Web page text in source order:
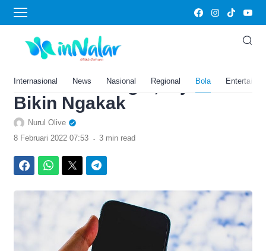
Internasional News Nasional Regional Bola
Home›Bola
Lucu dan Kocak, 5 Akun
TikTok Ini Wajib Banget
Kamu Pantengin, Dijamin
Bikin Ngakak
Nurul Olive
8 Februari 2022 07:53 . 3 min read